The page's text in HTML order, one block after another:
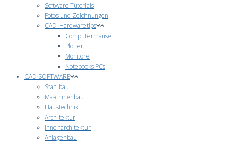
Software Tutorials
Fotos und Zeichnungen
CAD-Hardwaretips
Computermäuse
Plotter
Monitore
Notebooks PCs
CAD SOFTWARE
Stahlbau
Maschinenbau
Haustechnik
Architektur
Innenarchitektur
Anlagenbau